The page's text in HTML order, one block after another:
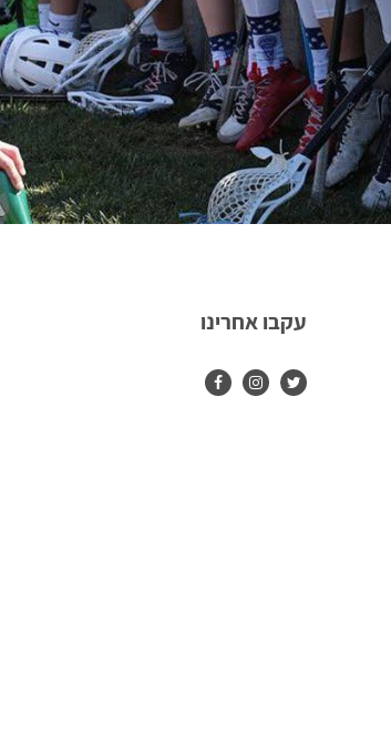
עקבו אחרינו